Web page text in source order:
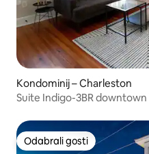
Kondominij – Charleston
Suite Indigo-3BR
Odabrali gosti
Odabrali gosti